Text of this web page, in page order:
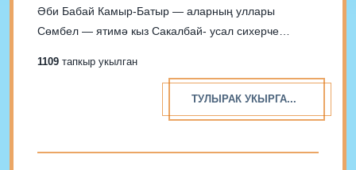
Әби Бабай Камыр-Батыр — аларның уллары
Сөмбел — ятимә кыз Сакалбай- усал сихерче
Беренче пәрдә. Авыл өенең эчке
1109 тапкыр укылган
ТУЛЫРАК УКЫРГА...